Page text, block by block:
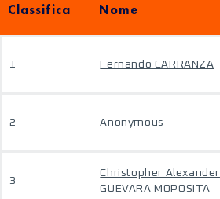
Classifica Nome
1 Fernando CARRANZA
2 Anonymous
3
Christopher Alexander
GUEVARA MOPOSITA